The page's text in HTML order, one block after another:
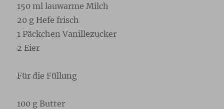
150 ml lauwarme Milch
20 g Hefe frisch
1 Päckchen Vanillezucker
2 Eier
Für die Füllung
100 g Butter